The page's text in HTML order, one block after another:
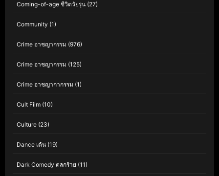
Coming-of-age ชีวิตวัยรุ่น (27)
Community (1)
Crime อาชญากรรม (976)
Crime อาชญากรรม (125)
Crime อาชญากากรรม (1)
Cult Film (10)
Culture (23)
Dance เต้น (19)
Dark Comedy ตลกร้าย (11)